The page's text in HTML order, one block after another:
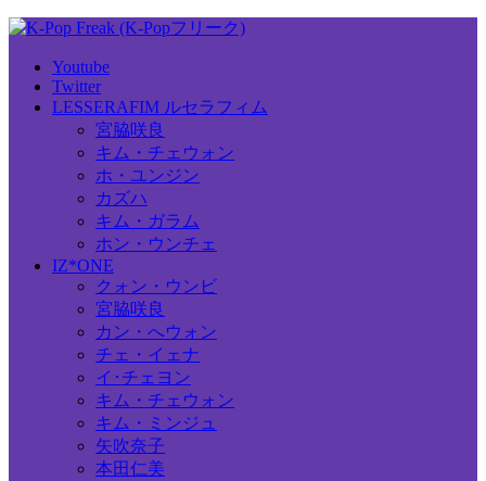
Youtube
Twitter
LESSERAFIM ルセラフィム
宮脇咲良
キム・チェウォン
ホ・ユンジン
カズハ
キム・ガラム
ホン・ウンチェ
IZ*ONE
クォン・ウンビ
宮脇咲良
カン・へウォン
チェ・イェナ
イ･チェヨン
キム・チェウォン
キム・ミンジュ
矢吹奈子
本田仁美